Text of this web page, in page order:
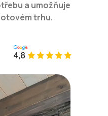
a umožňuje
trhu.